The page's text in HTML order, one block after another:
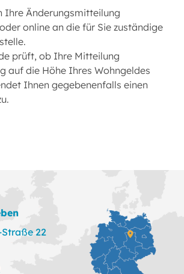
Ihre Änderungsmitteilung
online an die für Sie zuständige
prüft, ob Ihre Mitteilung
auf die Höhe Ihres Wohngeldes
Ihnen gegebenenfalls einen
22